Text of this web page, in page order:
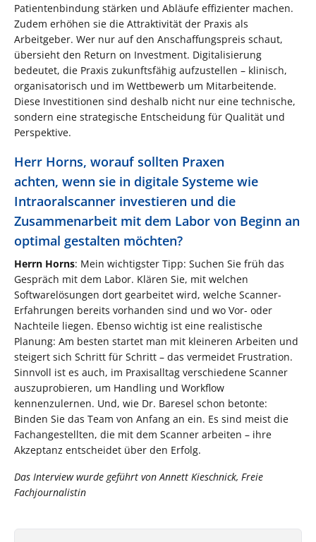
Patientenbindung stärken und Abläufe effizienter machen.
Zudem erhöhen sie die Attraktivität der Praxis als
Arbeitgeber. Wer nur auf den Anschaffungspreis schaut,
übersieht den Return on Investment. Digitalisierung
bedeutet, die Praxis zukunftsfähig aufzustellen – klinisch,
organisatorisch und im Wettbewerb um Mitarbeitende.
Diese Investitionen sind deshalb nicht nur eine technische,
sondern eine strategische Entscheidung für Qualität und
Perspektive.
Herr Horns, worauf sollten Praxen
achten, wenn sie in digitale Systeme wie
Intraoralscanner investieren und die
Zusammenarbeit mit dem Labor von Beginn an
optimal gestalten möchten?
Herrn Horns: Mein wichtigster Tipp: Suchen Sie früh das
Gespräch mit dem Labor. Klären Sie, mit welchen
Softwarelösungen dort gearbeitet wird, welche Scanner-
Erfahrungen bereits vorhanden sind und wo Vor- oder
Nachteile liegen. Ebenso wichtig ist eine realistische
Planung: Am besten startet man mit kleineren Arbeiten und
steigert sich Schritt für Schritt – das vermeidet Frustration.
Sinnvoll ist es auch, im Praxisalltag verschiedene Scanner
auszuprobieren, um Handling und Workflow
kennenzulernen. Und, wie Dr. Baresel schon betonte:
Binden Sie das Team von Anfang an ein. Es sind meist die
Fachangestellten, die mit dem Scanner arbeiten – ihre
Akzeptanz entscheidet über den Erfolg.
Das Interview wurde geführt von Annett Kieschnick, Freie
Fachjournalistin